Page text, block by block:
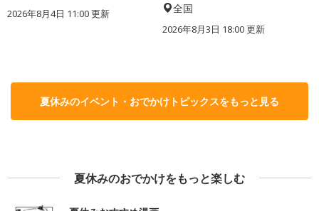
2026年8月4日 11:00更新 全国
2026年8月3日 18:00更新
夏休みのイベント・おでかけトピックスをもっと見る
夏休みのおでかけをもっと楽しむ